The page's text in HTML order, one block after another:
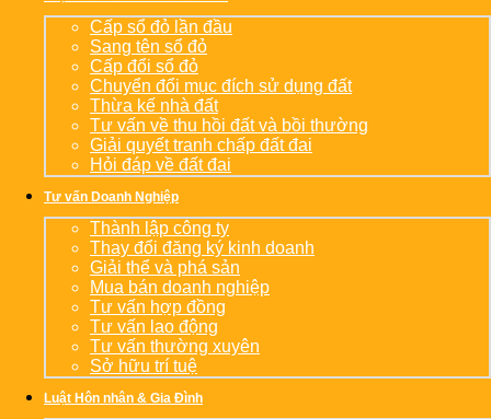
Cấp sổ đỏ lần đầu
Sang tên sổ đỏ
Cấp đổi sổ đỏ
Chuyển đổi mục đích sử dụng đất
Thừa kế nhà đất
Tư vấn về thu hồi đất và bồi thường
Giải quyết tranh chấp đất đai
Hỏi đáp về đất đai
Tư vấn Doanh Nghiệp
Thành lập công ty
Thay đổi đăng ký kinh doanh
Giải thể và phá sản
Mua bán doanh nghiệp
Tư vấn hợp đồng
Tư vấn lao động
Tư vấn thường xuyên
Sở hữu trí tuệ
Luật Hôn nhân & Gia Đình